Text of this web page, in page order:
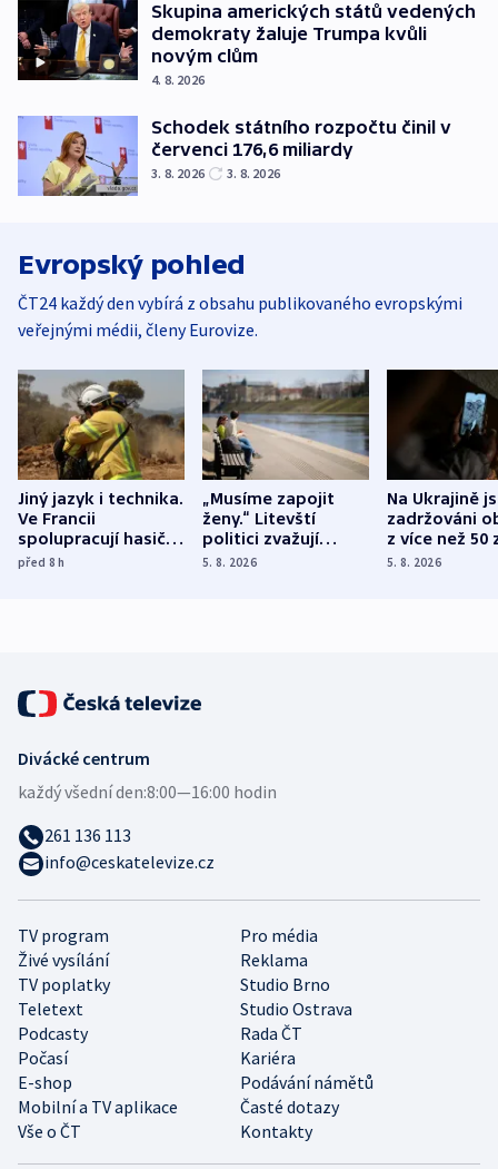
Skupina amerických států vedených
demokraty žaluje Trumpa kvůli
novým clům
4. 8. 2026
Schodek státního rozpočtu činil v
červenci 176,6 miliardy
3. 8. 2026 3. 8. 2026
Evropský pohled
ČT24 každý den vybírá z obsahu publikovaného evropskými
veřejnými médii, členy Eurovize.
Jiný jazyk i technika.
Ve Francii
spolupracují hasiči z
různých zemí
před 8h
„Musíme zapojit
ženy.“ Litevští
politici zvažují
dohodu o
5. 8. 2026
Na Ukrajině
zadržováni
z více než 50
Bojovali na
5. 8. 2026
TV program
Pro média
Živé vysílání
Reklama
TV poplatky
Studio Brno
Teletext
Studio Ostrava
Podcasty
Rada ČT
Počasí
Kariéra
E-shop
Podávání námětů
Mobilní a TV aplikace
Časté dotazy
Vše o ČT
Kontakty
Divácké centrum
každý všední den:8:00—16:00 hodin
261 136 113
info@ceskatelevize.cz